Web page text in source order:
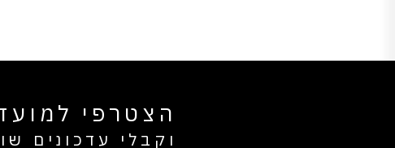
הצטרפי
וקבלי עדכונים